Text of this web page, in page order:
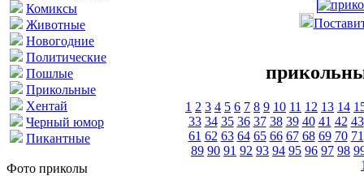
Комиксы
Животные
Новогодние
Политические
Пошлые
Прикольные
Хентай
Черный юмор
Пикантные
Фото приколы
1 2 3 4 5 6 7 8 9 10 11 12 13 14
33 34 35 36 37 38 39 40 41 42 43
61 62 63 64 65 66 67 68 69 70 71
89 90 91 92 93 94 95 96 97 98